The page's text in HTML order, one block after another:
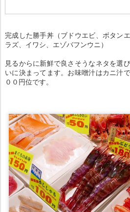
完成した勝手丼（ブドウエビ、ボタン
ラズ、イワシ、エゾバフンウニ）
見るからに新鮮で良さそうなネタを選
いに決まってます。お味噌汁はカニ汁
００円位です。